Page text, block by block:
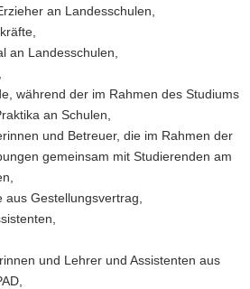
an Landesschulen,
an Landesschulen,
während der im Rahmen des Studiums
an Schulen,
und Betreuer, die im Rahmen der
gemeinsam mit Studierenden am
Gestellungsvertrag,
und Lehrer und Assistenten aus